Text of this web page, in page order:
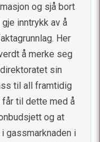
og sjå bort
inntrykk av å
Her
å merke seg
sin
til all framtidig
får til dette med å
og at
gassmarknaden i